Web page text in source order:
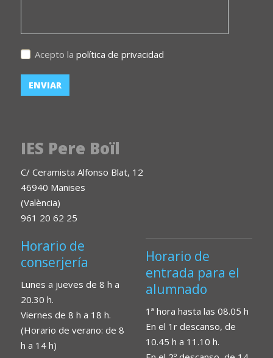
Acepto la política de privacidad
IES Pere Boïl
C/ Ceramista Alfonso Blat, 12
46940 Manises
(València)
961 20 62 25
Horario de
conserjería
Lunes a jueves de 8 h a
20.30 h.
Viernes de 8 h a 18 h.
(Horario de verano: de 8
h a 14 h)
Horario de
entrada para el
alumnado
1ª hora hasta las 08.05 h
En el 1r descanso, de
10.45 h a 11.10 h.